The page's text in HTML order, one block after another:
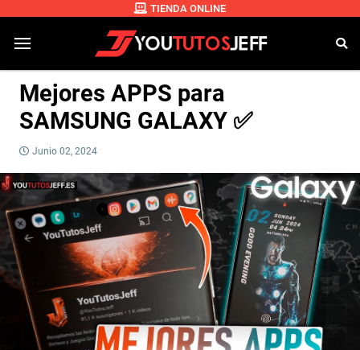
TIENDA ONLINE
Mejores APPS para
SAMSUNG GALAXY ✅
Junio 02, 2024